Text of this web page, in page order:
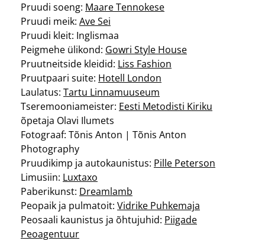
Pruudi soeng: Maare Tennokese
Pruudi meik: Ave Sei
Pruudi kleit: Inglismaa
Peigmehe ülikond: Gowri Style House
Pruutneitside kleidid: Liss Fashion
Pruutpaari suite: Hotell London
Laulatus: Tartu Linnamuuseum
Tseremooniameister: Eesti Metodisti Kiriku
õpetaja Olavi Ilumets
Fotograaf: Tõnis Anton | Tõnis Anton
Photography
Pruudikimp ja autokaunistus: Pille Peterson
Limusiin: Luxtaxo
Paberikunst: Dreamlamb
Peopaik ja pulmatoit: Vidrike Puhkemaja
Peosaali kaunistus ja õhtujuhid: Piigade
Peoagentuur